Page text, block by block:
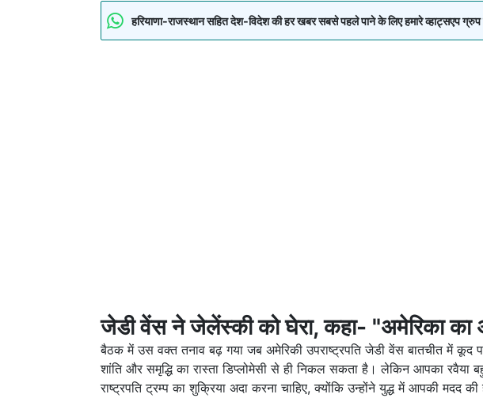
हरियाणा-राजस्थान सहित देश-विदेश की हर खबर सबसे पहले पाने के लिए हमारे व्हाट्सएप
जेडी वेंस ने जेलेंस्की को घेरा, कहा- "अमेरिका का
बैठक में उस वक्त तनाव बढ़ गया जब अमेरिकी उपराष्ट्रपति जेडी वेंस बातचीत में
शांति और समृद्धि का रास्ता डिप्लोमेसी से ही निकल सकता है। लेकिन आपका
राष्ट्रपति ट्रम्प का शुक्रिया अदा करना चाहिए, क्योंकि उन्होंने युद्ध में आपकी मदद